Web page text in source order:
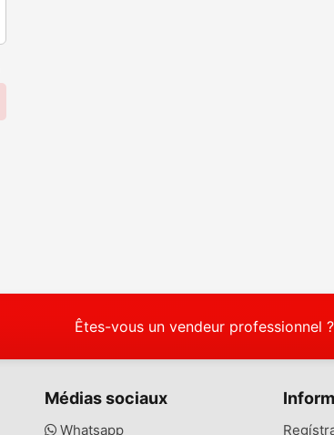
Êtes-vous un vendeur professionnel ?
Médias sociaux
Whatsapp